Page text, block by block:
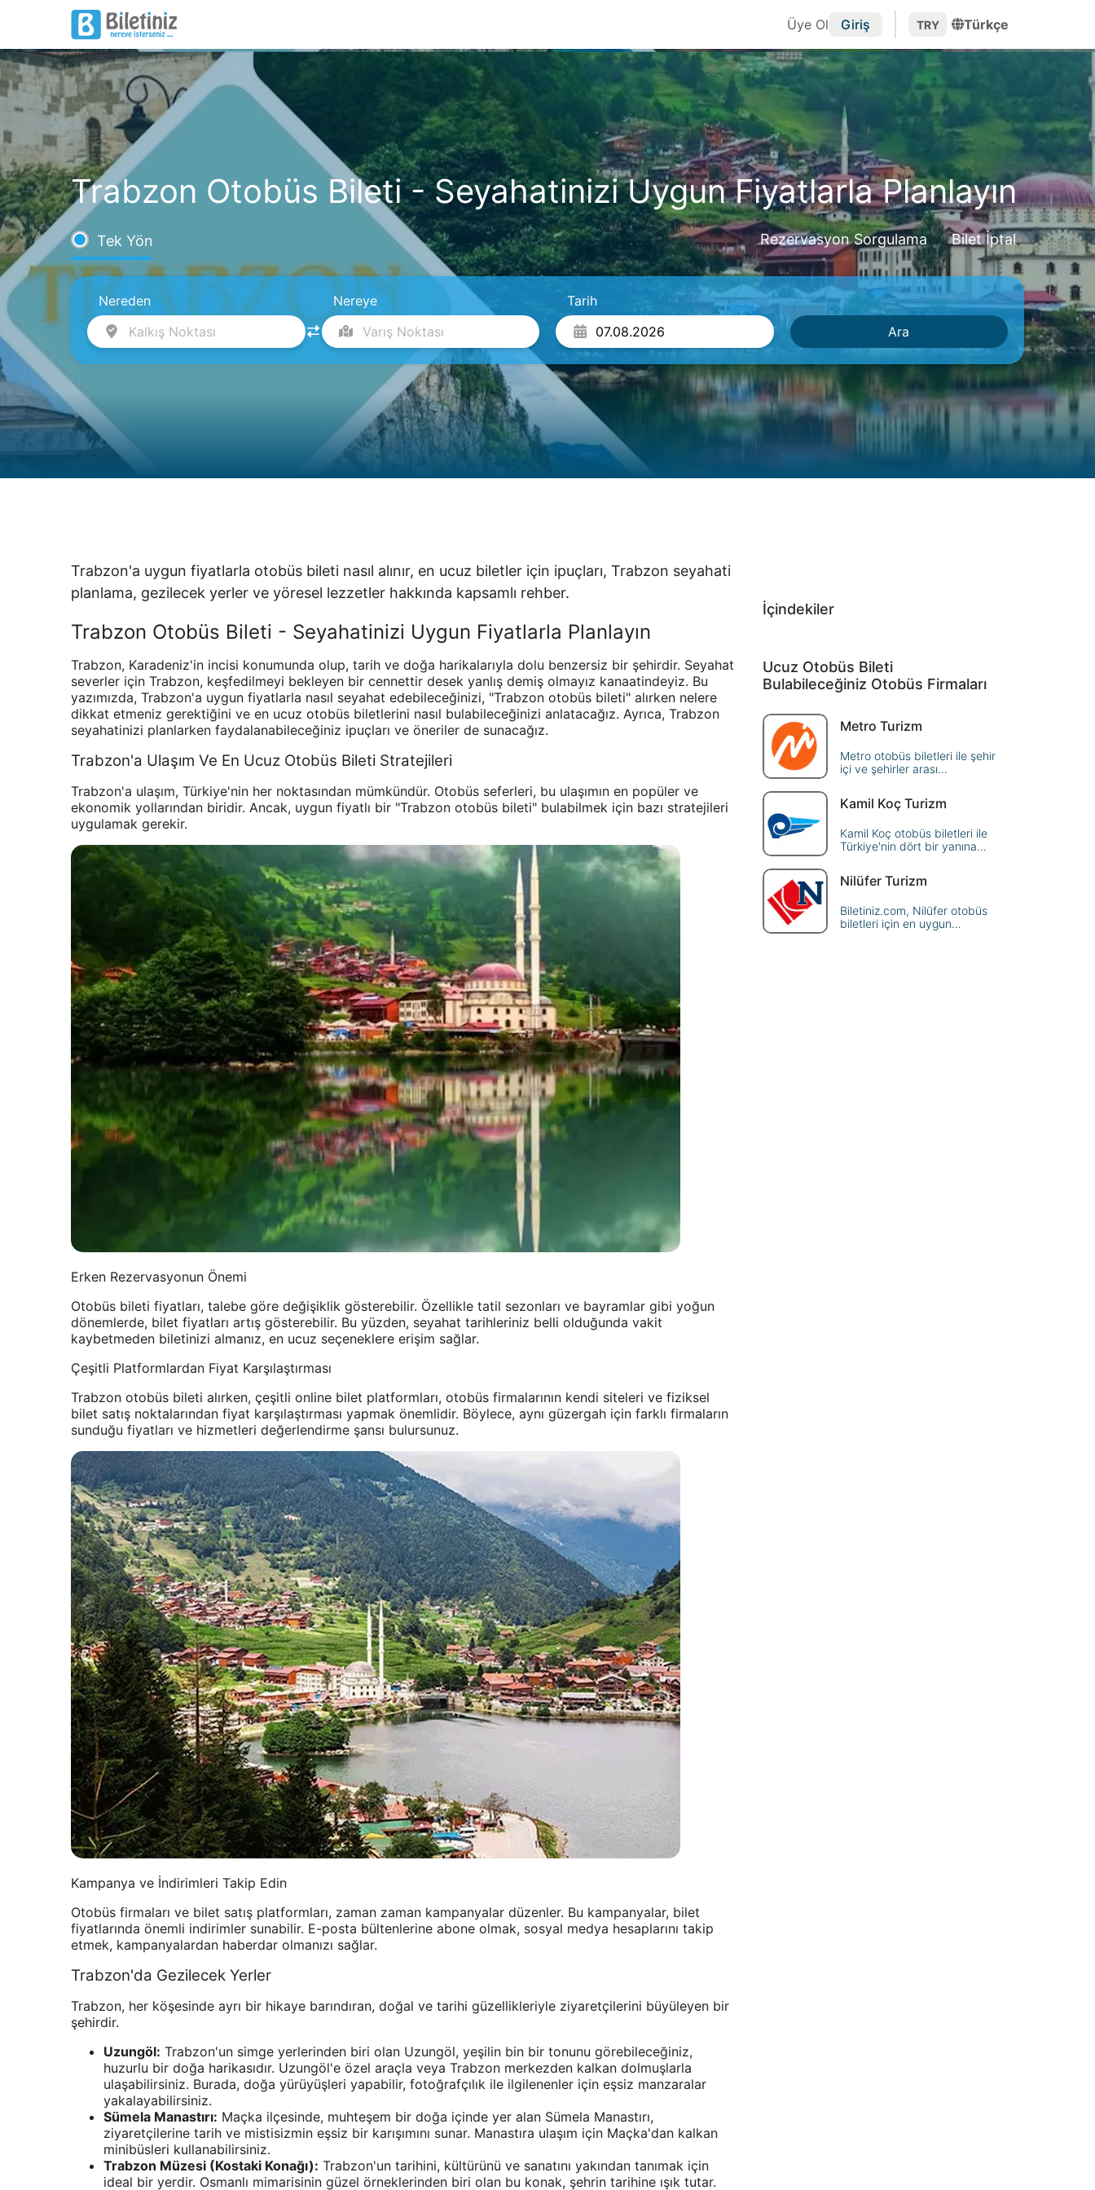
Üye Ol Giriş TRY Türkçe
Trabzon Otobüs Bileti - Seyahatinizi Uygun Fiyatlarla Planlayın
Tek Yön Rezervasyon Sorgulama Bilet İptal
Nereden
Kalkış Noktası
Nereye
Varış Noktası
Tarih
Ara
Trabzon'a uygun fiyatlarla otobüs bileti nasıl alınır, en ucuz biletler için ipuçları, Trabzon seyahati
planlama, gezilecek yerler ve yöresel lezzetler hakkında kapsamlı rehber.
Trabzon Otobüs Bileti - Seyahatinizi Uygun Fiyatlarla Planlayın
Trabzon, Karadeniz'in incisi konumunda olup, tarih ve doğa harikalarıyla dolu benzersiz bir şehirdir. Seyahat
severler için Trabzon, keşfedilmeyi bekleyen bir cennettir desek yanlış demiş olmayız kanaatindeyiz. Bu
yazımızda, Trabzon'a uygun fiyatlarla nasıl seyahat edebileceğinizi, "Trabzon otobüs bileti" alırken nelere
dikkat etmeniz gerektiğini ve en ucuz otobüs biletlerini nasıl bulabileceğinizi anlatacağız. Ayrıca, Trabzon
seyahatinizi planlarken faydalanabileceğiniz ipuçları ve öneriler de sunacağız.
Trabzon'a Ulaşım Ve En Ucuz Otobüs Bileti Stratejileri
Trabzon'a ulaşım, Türkiye'nin her noktasından mümkündür. Otobüs seferleri, bu ulaşımın en popüler ve
ekonomik yollarından biridir. Ancak, uygun fiyatlı bir "Trabzon otobüs bileti" bulabilmek için bazı stratejileri
uygulamak gerekir.
Erken Rezervasyonun Önemi
Otobüs bileti fiyatları, talebe göre değişiklik gösterebilir. Özellikle tatil sezonları ve bayramlar gibi yoğun
dönemlerde, bilet fiyatları artış gösterebilir. Bu yüzden, seyahat tarihleriniz belli olduğunda vakit
kaybetmeden biletinizi almanız, en ucuz seçeneklere erişim sağlar.
Çeşitli Platformlardan Fiyat Karşılaştırması
Trabzon otobüs bileti alırken, çeşitli online bilet platformları, otobüs firmalarının kendi siteleri ve fiziksel
bilet satış noktalarından fiyat karşılaştırması yapmak önemlidir. Böylece, aynı güzergah için farklı firmaların
sunduğu fiyatları ve hizmetleri değerlendirme şansı bulursunuz.
Kampanya ve İndirimleri Takip Edin
Otobüs firmaları ve bilet satış platformları, zaman zaman kampanyalar düzenler. Bu kampanyalar, bilet
fiyatlarında önemli indirimler sunabilir. E-posta bültenlerine abone olmak, sosyal medya hesaplarını takip
etmek, kampanyalardan haberdar olmanızı sağlar.
Trabzon'da Gezilecek Yerler
Trabzon, her köşesinde ayrı bir hikaye barındıran, doğal ve tarihi güzellikleriyle ziyaretçilerini büyüleyen bir
şehirdir.
Uzungöl: Trabzon'un simge yerlerinden biri olan Uzungöl, yeşilin bin bir tonunu görebileceğiniz,
huzurlu bir doğa harikasıdır. Uzungöl'e özel araçla veya Trabzon merkezden kalkan dolmuşlarla
ulaşabilirsiniz. Burada, doğa yürüyüşleri yapabilir, fotoğrafçılık ile ilgilenenler için eşsiz manzaralar
yakalayabilirsiniz.
Sümela Manastırı: Maçka ilçesinde, muhteşem bir doğa içinde yer alan Sümela Manastırı,
ziyaretçilerine tarih ve mistisizmin eşsiz bir karışımını sunar. Manastıra ulaşım için Maçka'dan kalkan
minibüsleri kullanabilirsiniz.
Trabzon Müzesi (Kostaki Konağı): Trabzon'un tarihini, kültürünü ve sanatını yakından tanımak için
ideal bir yerdir. Osmanlı mimarisinin güzel örneklerinden biri olan bu konak, şehrin tarihine ışık tutar.
İçindekiler
Ucuz Otobüs Bileti
Bulabileceğiniz Otobüs Firmaları
Metro Turizm
Metro otobüs biletleri ile şehir
içi ve şehirler arası
rezervasyon seçenekleriyle
Kamil Koç Turizm
Kamil Koç otobüs biletleri ile
Türkiye'nin dört bir yanına
Konforlu otobüs yolculuğu için
online rezervasyon yapın.
Nilüfer Turizm
Biletiniz.com, Nilüfer otobüs
biletleri için en uygun